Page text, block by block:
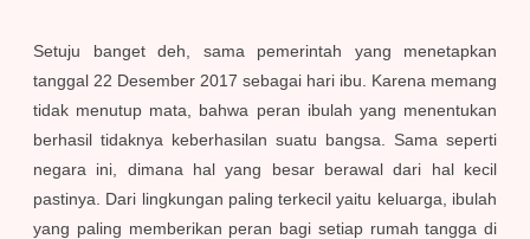
Setuju banget deh, sama pemerintah yang menetapkan
tanggal 22 Desember 2017 sebagai hari ibu. Karena memang
tidak menutup mata, bahwa peran ibulah yang menentukan
berhasil tidaknya keberhasilan suatu bangsa. Sama seperti
negara ini, dimana hal yang besar berawal dari hal kecil
pastinya. Dari lingkungan paling terkecil yaitu keluarga, ibulah
yang paling memberikan peran bagi setiap rumah tangga di